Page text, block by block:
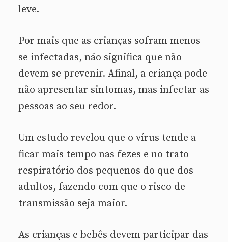
leve.
Por mais que as crianças sofram menos
se infectadas, não significa que não
devem se prevenir. Afinal, a criança pode
não apresentar sintomas, mas infectar as
pessoas ao seu redor.
Um estudo revelou que o vírus tende a
ficar mais tempo nas fezes e no trato
respiratório dos pequenos do que dos
adultos, fazendo com que o risco de
transmissão seja maior.
As crianças e bebês devem participar das